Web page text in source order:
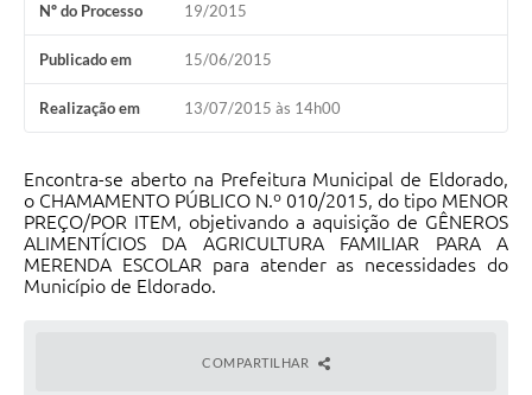
Nº do Processo 19/2015
Publicado em 15/06/2015
Realização em 13/07/2015 às 14h00
Encontra-se aberto na Prefeitura Municipal de Eldorado,
o CHAMAMENTO PÚBLICO N.º 010/2015, do tipo MENOR
PREÇO/POR ITEM, objetivando a aquisição de GÊNEROS
ALIMENTÍCIOS DA AGRICULTURA FAMILIAR PARA A
MERENDA ESCOLAR para atender as necessidades do
Município de Eldorado.
COMPARTILHAR